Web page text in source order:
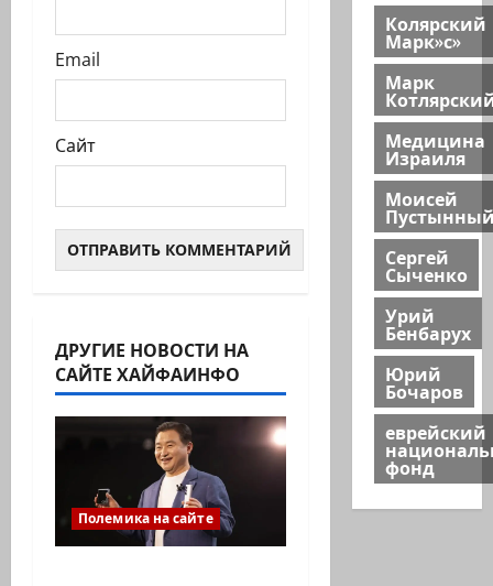
Email
Сайт
ДРУГИЕ НОВОСТИ НА
САЙТЕ ХАЙФАИНФО
Полемика на сайте
Колярский
Марк»с»
Марк
Медицина
Израиля
Моисей
Сергей
Сыченко
Урий
Бенбарух
Юрий
Бочаров
еврейский
фонд